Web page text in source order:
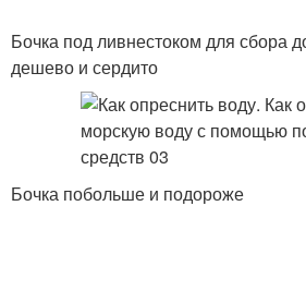
Бочка под ливнестоком для сбора
дешево и сердито
Бочка побольше и подороже